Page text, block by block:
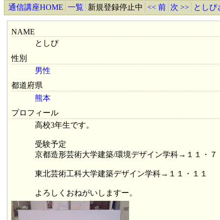
通信講座HOME 一覧 新規登録停止中 << 前 次 >> としぴ
NAME
としぴ
性別
男性
都道府県
熊本
プロフィール
高校3年生です。
受験予定
京都造形芸術大学建築/環境デザイン学科→１１・７
東北芸術工科大学建築デザイン学科→１１・１１
よろしくおねがいしますー。